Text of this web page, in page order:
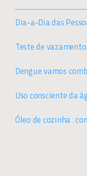
CONHEÇA A
DICAS E
DOCUMENTOS
Dia-a-Dia das
Teste de
Dengue vamos
Uso consciente da
Óleo de cozinha :